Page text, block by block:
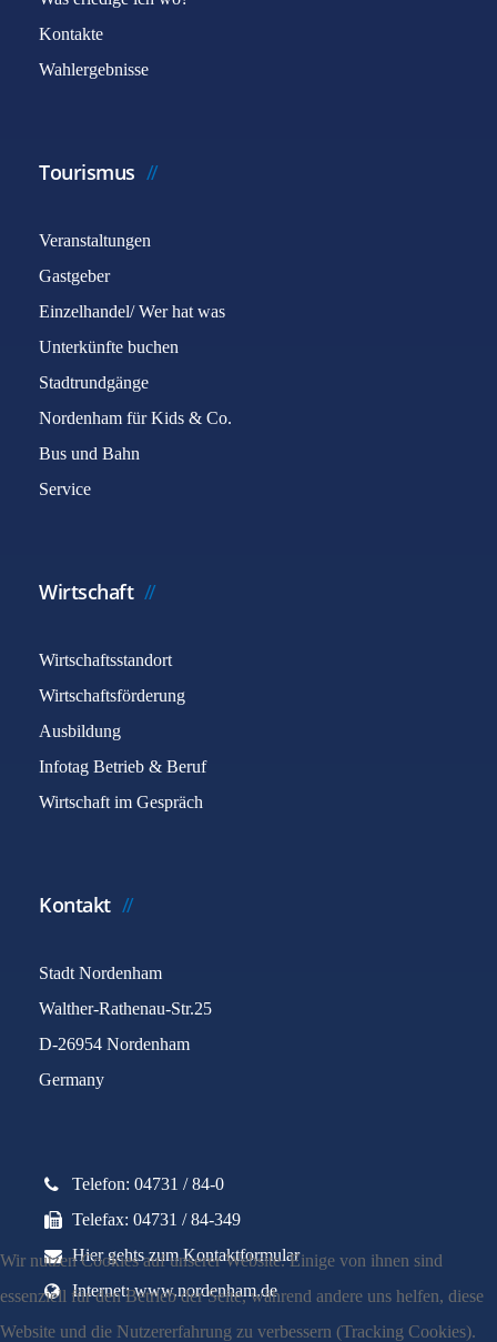
Kontakte
Wahlergebnisse
Tourismus
Veranstaltungen
Gastgeber
Einzelhandel/ Wer hat was
Unterkünfte buchen
Stadtrundgänge
Nordenham für Kids & Co.
Bus und Bahn
Service
Wirtschaft
Wirtschaftsstandort
Wirtschaftsförderung
Ausbildung
Infotag Betrieb & Beruf
Wirtschaft im Gespräch
Kontakt
Stadt Nordenham
Walther-Rathenau-Str.25
D-26954 Nordenham
Germany
Telefon: 04731 / 84-0
Telefax: 04731 / 84-349
Hier gehts zum Kontaktformular
Internet: www.nordenham.de
Wir nutzen Cookies auf unserer Website. Einige von ihnen sind
essenziell für den Betrieb der Seite, während andere uns helfen, diese
Website und die Nutzererfahrung zu verbessern (Tracking Cookies).